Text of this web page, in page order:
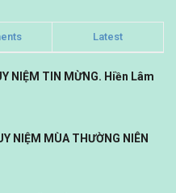
Latest
NIỆM TIN MỪNG. Hiền Lâm
NIỆM MÙA THƯỜNG NIÊN